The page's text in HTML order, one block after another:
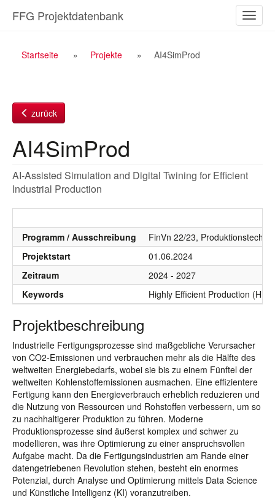
Inhalt
ein-/
FFG Projektdatenbank
Breadcrumb
Startseite Projekte AI4SimProd
zurück
AI4SimProd
AI-Assisted Simulation and Digital Twining for Efficient
Industrial Production
Programm / Ausschreibung
FinVn 22/23,
Projektstart
01.06.2024
Zeitraum
2024 - 2027
Keywords
Highly Efficient Production
Projektbeschreibung
Industrielle Fertigungsprozesse sind maßgebliche Verursacher
von CO2-Emissionen und verbrauchen mehr als die Hälfte des
weltweiten Energiebedarfs, wobei sie bis zu einem Fünftel der
weltweiten Kohlenstoffemissionen ausmachen. Eine effizientere
Fertigung kann den Energieverbrauch erheblich reduzieren und
die Nutzung von Ressourcen und Rohstoffen verbessern, um so
zu nachhaltigerer Produktion zu führen. Moderne
Produktionsprozesse sind äußerst komplex und schwer zu
modellieren, was ihre Optimierung zu einer anspruchsvollen
Aufgabe macht. Da die Fertigungsindustrien am Rande einer
datengetriebenen Revolution stehen, besteht ein enormes
Potenzial, durch Analyse und Optimierung mittels Data Science
und Künstliche Intelligenz (KI) voranzutreiben.